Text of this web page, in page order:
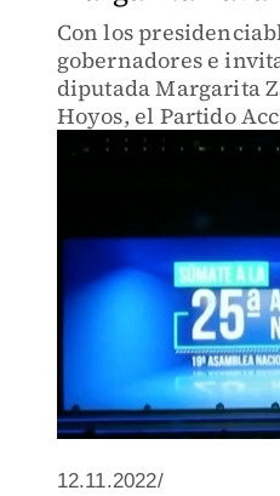
Con los
gobernadores e
diputada Margarita
Hoyos, el Partido
arrancó su
12.11.2022/